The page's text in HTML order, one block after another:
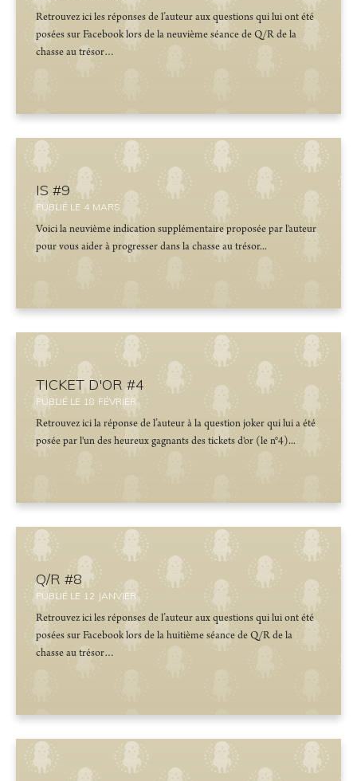
Retrouvez ici les réponses de l’auteur aux questions qui lui ont été
posées sur Facebook lors de la neuvième séance de Q/R de la
chasse au trésor…
IS #9
PUBLIÉ LE 4 MARS
Voici la neuvième indication supplémentaire proposée par l'auteur
pour vous aider à progresser dans la chasse au trésor...
TICKET D'OR #4
PUBLIÉ LE 18 FÉVRIER
Retrouvez ici la réponse de l’auteur à la question joker qui lui a été
posée par l'un des heureux gagnants des tickets d'or (le n°4)...
Q/R #8
PUBLIÉ LE 12 JANVIER
Retrouvez ici les réponses de l’auteur aux questions qui lui ont été
posées sur Facebook lors de la huitième séance de Q/R de la
chasse au trésor…